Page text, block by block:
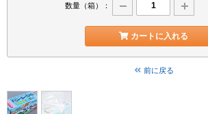
数量（箱）：
カートに入れる
前に戻る